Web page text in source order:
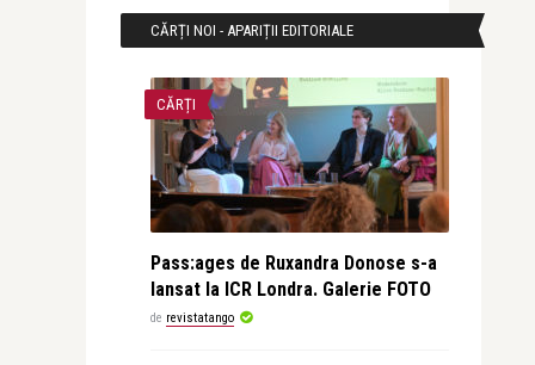
CĂRȚI NOI - APARIȚII EDITORIALE
CĂRȚI
Pass:ages de Ruxandra Donose s-a
lansat la ICR Londra. Galerie FOTO
de revistatango